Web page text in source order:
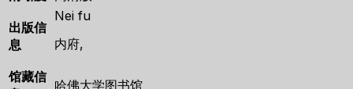
出版信
息
Nei fu
内府,
馆藏信
哈佛大学图书馆